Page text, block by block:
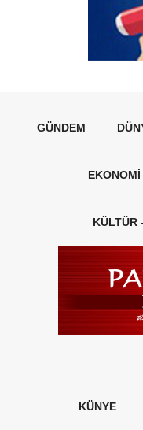
GÜNDEM
EKONOMI
KÜLTÜR
KÜNYE